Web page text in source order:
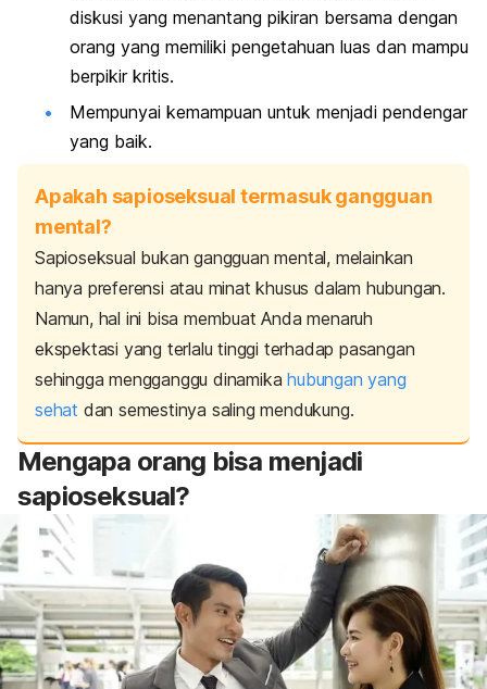
diskusi yang menantang pikiran bersama dengan
orang yang memiliki pengetahuan luas dan mampu
berpikir kritis.
Mempunyai kemampuan untuk menjadi pendengar
yang baik.
Apakah sapioseksual termasuk gangguan
mental?
Sapioseksual bukan gangguan mental, melainkan
hanya preferensi atau minat khusus dalam hubungan.
Namun, hal ini bisa membuat Anda menaruh
ekspektasi yang terlalu tinggi terhadap pasangan
sehingga mengganggu dinamikahubungan yang
sehat dan semestinya saling mendukung.
Mengapa orang bisa menjadi
sapioseksual?